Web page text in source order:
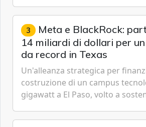
gestione continua del rischio.
3 Meta e BlackRock:
14 miliardi di dollari per
da record in Texas
Un'alleanza strategica per
costruzione di un campus
gigawatt a El Paso, volto a
artificiale dell'azienda di Mark